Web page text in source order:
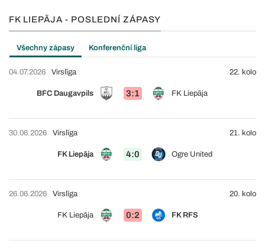
FK LIEPĀJA - POSLEDNÍ ZÁPASY
Všechny zápasy Konferenční liga
04.07.2026
BFC Daugavpils 3:1 FK Liepāja
Virslīga 22. kolo
30.06.2026
FK Liepāja 4:0 Ogre United
Virslīga 21. kolo
26.06.2026
FK Liepāja 0:2 FK RFS
Virslīga 20. kolo